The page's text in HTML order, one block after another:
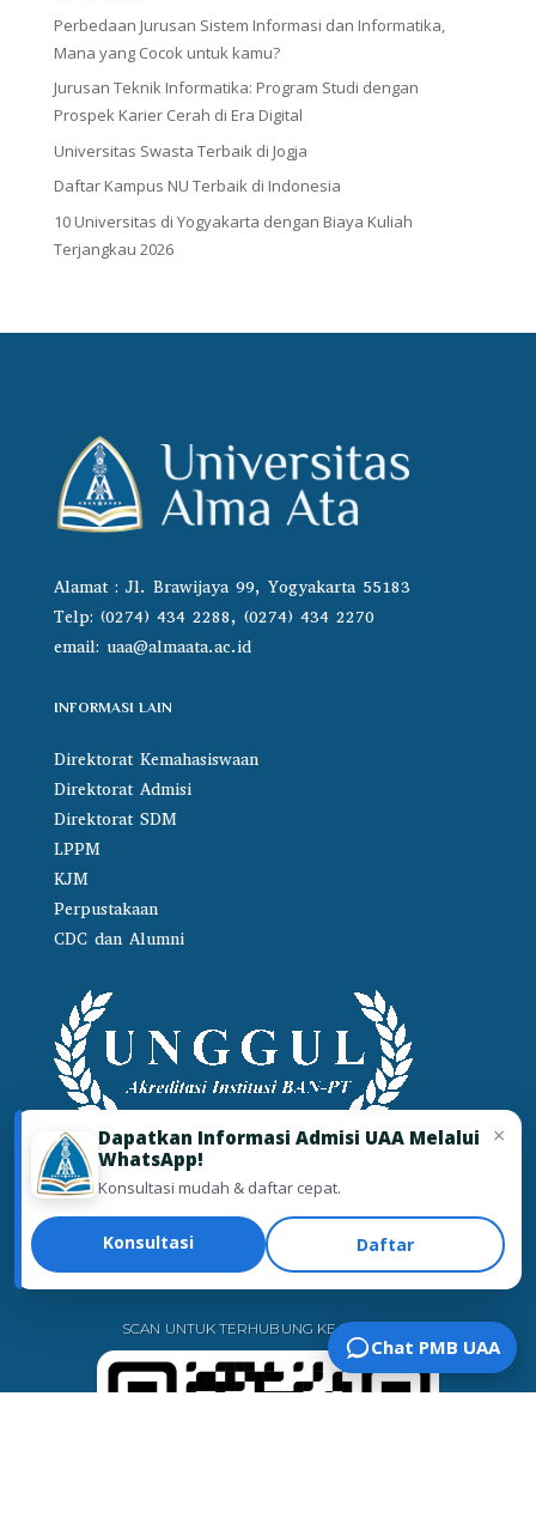
Perbedaan Jurusan Sistem Informasi dan Informatika,
Mana yang Cocok untuk kamu?
Jurusan Teknik Informatika: Program Studi dengan
Prospek Karier Cerah di Era Digital
Universitas Swasta Terbaik di Jogja
Daftar Kampus NU Terbaik di Indonesia
10 Universitas di Yogyakarta dengan Biaya Kuliah
Terjangkau 2026
Alamat : Jl. Brawijaya 99, Yogyakarta 55183
Telp: (0274) 434 2288, (0274) 434 2270
email: uaa@almaata.ac.id
INFORMASI LAIN
Direktorat Kemahasiswaan
Direktorat Admisi
Direktorat SDM
LPPM
KJM
Perpustakaan
CDC dan Alumni
Universitas Alma Ata
OlehBadan Akreditasi Nasional Perguruan
Tinggi.
SCAN UNTUK TERHUBUNG KE PMB 2025
Chat PMB UAA
×
Dapatkan Informasi Admisi UAA Melalui
WhatsApp!
Konsultasi mudah & daftar cepat.
Konsultasi Daftar